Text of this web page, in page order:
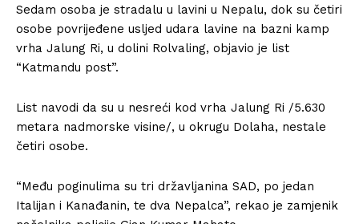
Sedam osoba je stradalu u lavini u Nepalu, dok su četiri
osobe povrijeđene usljed udara lavine na bazni kamp
vrha Jalung Ri, u dolini Rolvaling, objavio je list
“Katmandu post”.
List navodi da su u nesreći kod vrha Jalung Ri /5.630
metara nadmorske visine/, u okrugu Dolaha, nestale
četiri osobe.
“Među poginulima su tri državljanina SAD, po jedan
Italijan i Kanađanin, te dva Nepalca”, rekao je zamjenik